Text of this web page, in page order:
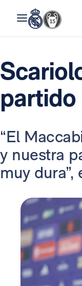
partido
“El
y nuestra
muy